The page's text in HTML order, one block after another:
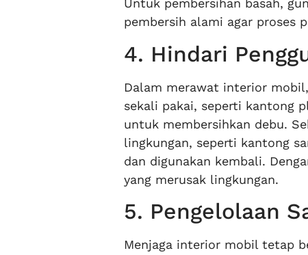
Untuk pembersihan basah,
pembersih alami agar proses
4. Hindari
Dalam merawat interior
sekali pakai, seperti kantong
untuk membersihkan debu.
lingkungan, seperti kantong
dan digunakan kembali.
yang merusak lingkungan.
5. Pengelolaan
Menjaga interior mobil tetap